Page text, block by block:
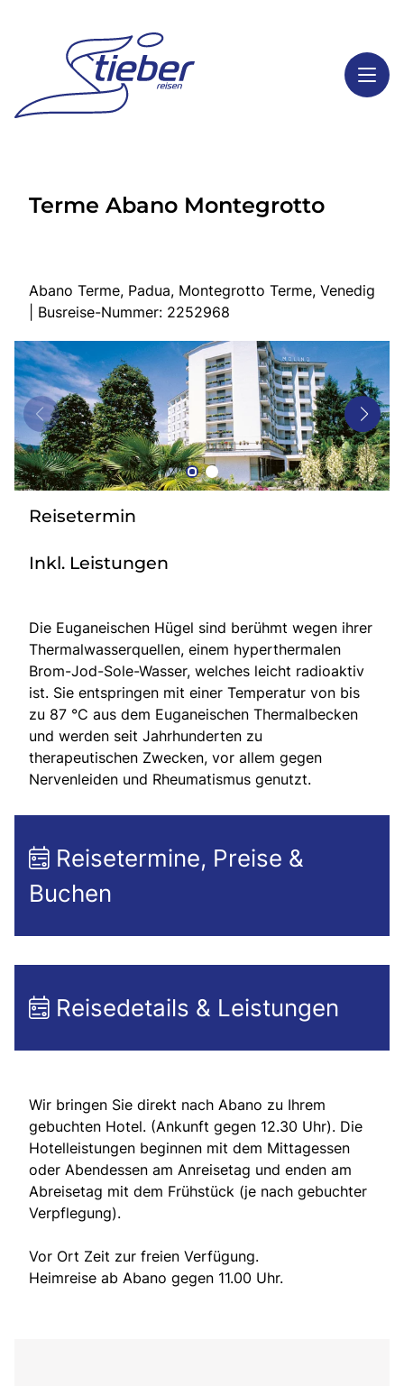
Highlights
Start
Busreisen
Bus mieten
Gutscheine
Kontakt
Terme Abano Montegrotto
Abano Terme, Padua, Montegrotto Terme, Venedig
| Busreise-Nummer: 2252968
Reisetermin
Inkl. Leistungen
Die Euganeischen Hügel sind berühmt wegen ihrer
Thermalwasserquellen, einem hyperthermalen
Brom-Jod-Sole-Wasser, welches leicht radioaktiv
ist. Sie entspringen mit einer Temperatur von bis
zu 87 °C aus dem Euganeischen Thermalbecken
und werden seit Jahrhunderten zu
therapeutischen Zwecken, vor allem gegen
Nervenleiden und Rheumatismus genutzt.
Reisetermine, Preise &
Buchen
Reisedetails & Leistungen
Wir bringen Sie direkt nach Abano zu Ihrem
gebuchten Hotel. (Ankunft gegen 12.30 Uhr). Die
Hotelleistungen beginnen mit dem Mittagessen
oder Abendessen am Anreisetag und enden am
Abreisetag mit dem Frühstück (je nach gebuchter
Verpflegung).
Vor Ort Zeit zur freien Verfügung.
Heimreise ab Abano gegen 11.00 Uhr.